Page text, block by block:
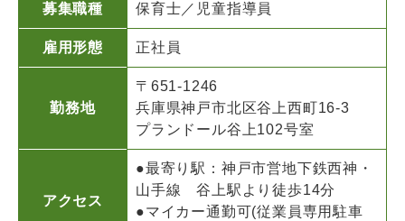
募集職種 保育士／児童指導員
雇用形態 正社員
勤務地
〒651-1246
兵庫県神戸市北区谷上西町16-3
プランドール谷上102号室
アクセス
●最寄り駅：神戸市営地下鉄西神・
山手線 谷上駅より徒歩14分
●マイカー通勤可(従業員専用駐車